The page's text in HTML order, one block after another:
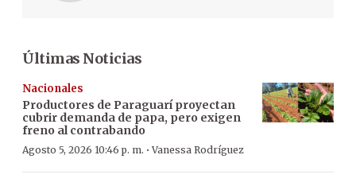
Últimas Noticias
Nacionales
Productores de Paraguarí proyectan
cubrir demanda de papa, pero exigen
freno al contrabando
Agosto 5, 2026 10:46 p. m. ·Vanessa Rodríguez